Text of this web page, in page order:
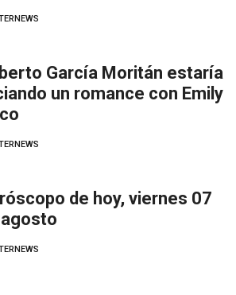
García Moritán estaría
un romance con Emily
de hoy, viernes 07